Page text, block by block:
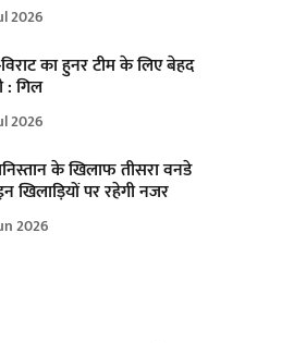
2026
विराट का हुनर टीम के लिए बेहद
: गिल
2026
के खिलाफ तीसरा वनडे
खिलाड़ियों पर रहेगी नजर
2026